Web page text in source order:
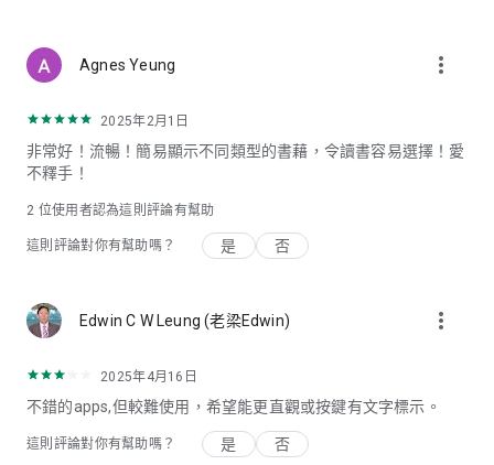
Agnes Yeung more_vert
2025年2月1日
非常好！流暢！簡易顯示不同類型的書藉，令讀書容易選擇！愛
不釋手！
2 位使用者認為這則評論有幫助
這則評論對你有幫助嗎？ 是 否
Edwin C W Leung (老梁Edwin) more_vert
2025年4月16日
不錯的apps,但較難使用，希望能更直觀或按鍵有文字標示。
這則評論對你有幫助嗎？ 是 否